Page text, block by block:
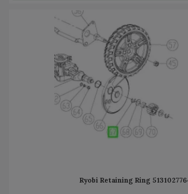
Ryobi Retaining Ring